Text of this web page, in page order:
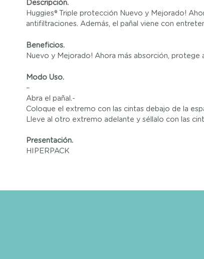
Descripción.
Huggies® Triple protección Nuevo y Mejorado!
antifiltraciones. Además, el pañal viene con
Beneficios.
Nuevo y Mejorado! Ahora más absorción,
Modo Uso.
–
Abra el pañal.-
Coloque el extremo con las cintas debajo de la
Lleve al otro extremo adelante y séllalo con las
Presentación.
HIPERPACK